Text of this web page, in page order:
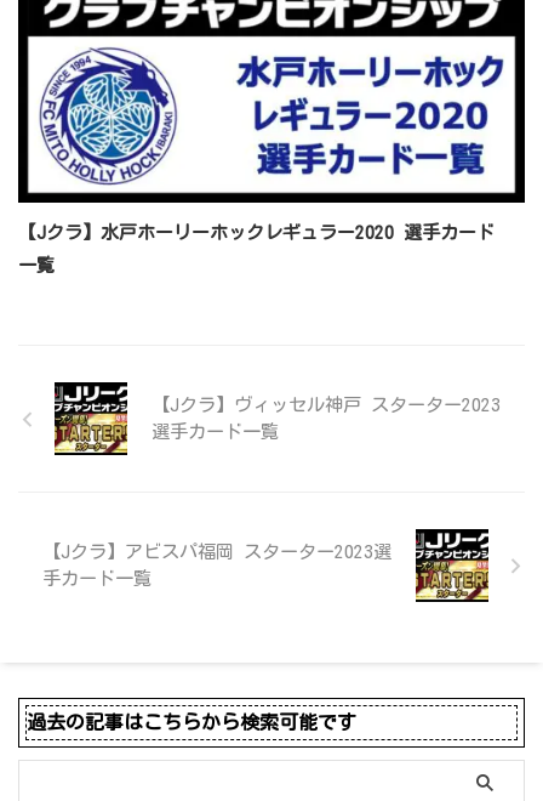
【Jクラ】水戸ホーリーホックレギュラー2020 選手カード
一覧
【Jクラ】ヴィッセル神戸 スターター2023
選手カード一覧
【Jクラ】アビスパ福岡 スターター2023選
手カード一覧
過去の記事はこちらから検索可能です